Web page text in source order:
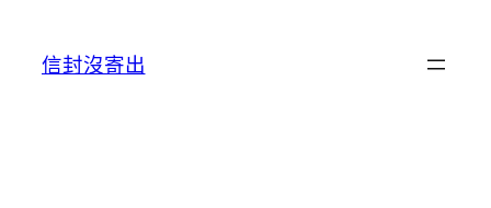
信封沒寄出